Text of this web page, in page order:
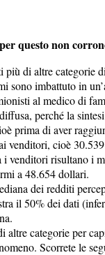
questo non
di altre categorie
sono imbattuto in
al medico di
perché la
prima di aver
venditori, cioè
risultano i
a 48.654 dollari.
dei redditi
il 50% dei dati
categorie per
Scorrete le